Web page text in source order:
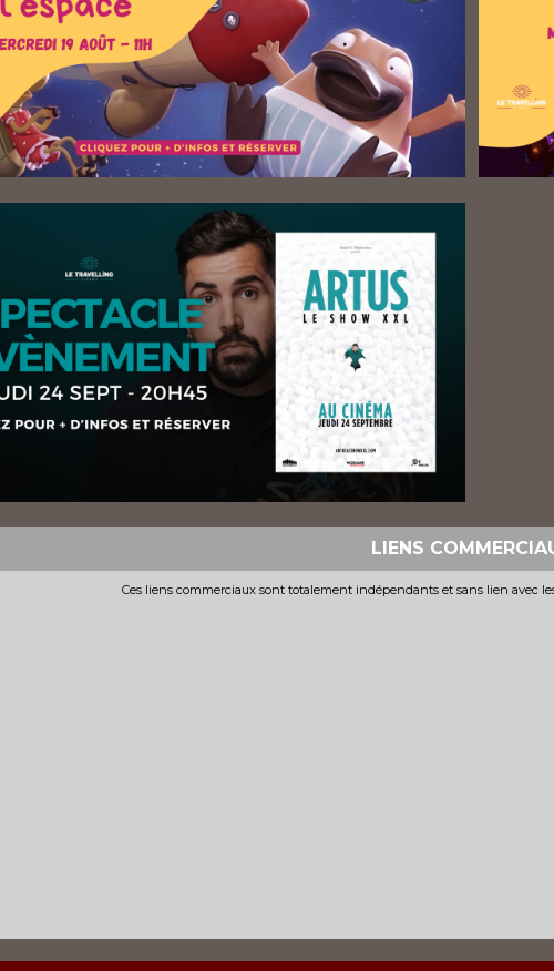
LIENS
Ces liens commerciaux sont totalement indépendants et sans lien avec